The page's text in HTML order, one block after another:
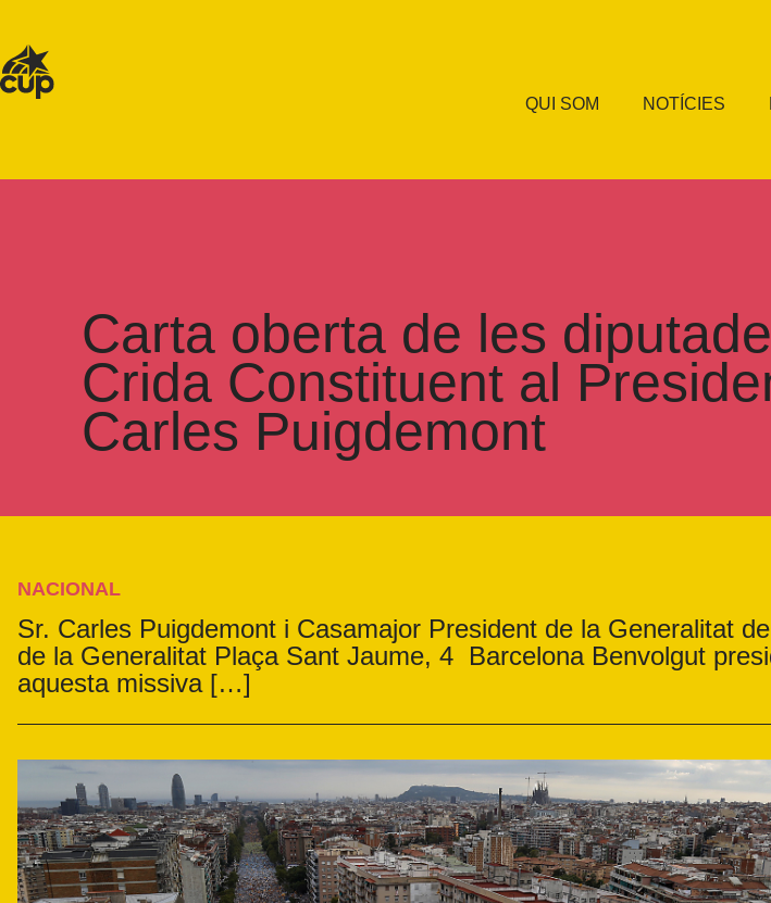
QUI SOM NOTÍCIES
Carta oberta de les
Crida Constituent al
Carles Puigdemont
NACIONAL
Sr. Carles Puigdemont i Casamajor President de la Generalitat
de la Generalitat Plaça Sant Jaume, 4 Barcelona Benvolgut
aquesta missiva […]